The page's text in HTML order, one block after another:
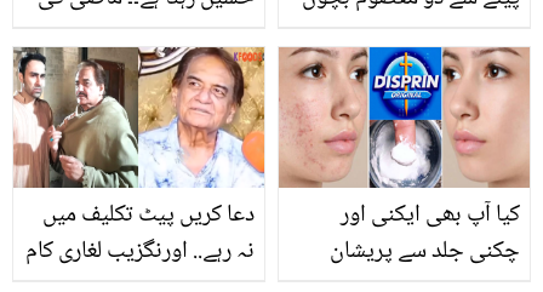
اب کس حال میں ہیں؟
مداح پہچان نہ سکے
ناک واقعے میں ماؤں کے لئے
ایسا سبق جوہر کسی کی
اصلاح کیلئے ضروری
دعا کریں پیٹ تکلیف میں
نہ رہے.. اورنگزیب لغاری کام
کیا آپ بھی ایکنی اور
چکنی جلد سے پریشان